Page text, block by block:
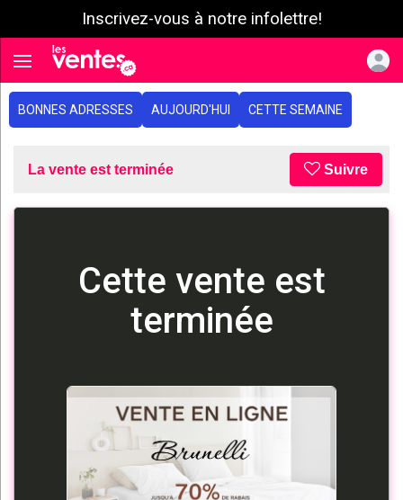
Inscrivez-vous à notre infolettre!
Toggle navigation
BONNES ADRESSES AUJOURD'HUI CETTE SEMAINE
La vente est terminée Suivre
Cette vente est
terminée